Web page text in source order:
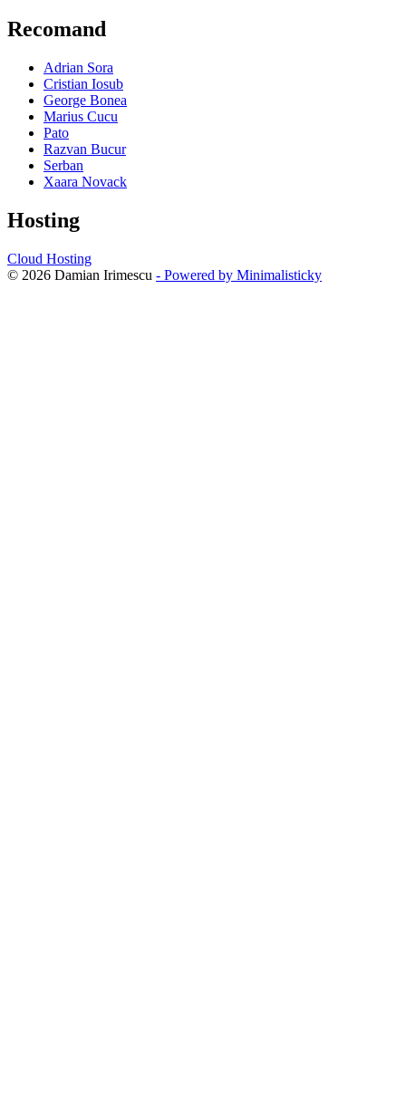
Recomand
Adrian Sora
Cristian Iosub
George Bonea
Marius Cucu
Pato
Razvan Bucur
Serban
Xaara Novack
Hosting
Cloud Hosting
© 2026 Damian Irimescu - Powered by Minimalisticky